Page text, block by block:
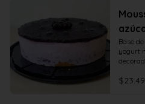
Base
yogurt